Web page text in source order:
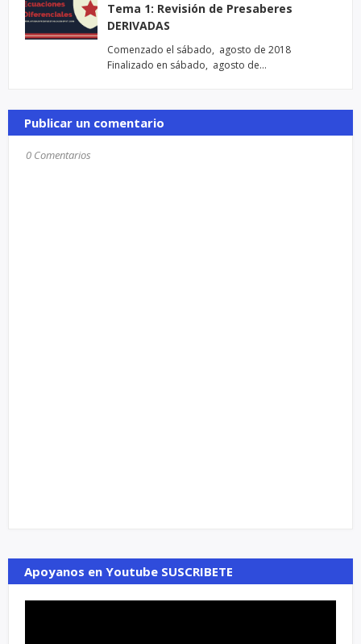
Tema 1: Revisión de Presaberes
DERIVADAS
Comenzado el sábado, agosto de 2018
Finalizado en sábado, agosto de…
Publicar un comentario
0 Comentarios
Apoyanos en Youtube SUSCRIBETE